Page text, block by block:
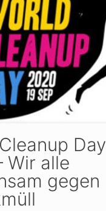
Day
Wir alle
gegen